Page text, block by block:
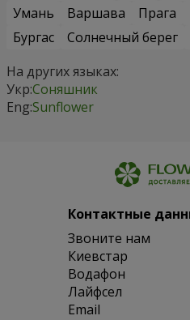
Умань
Варшава Прага
Бургас
Солнечный берег
На других языках:
Укр:Соняшник
Eng:Sunflower
Контактные
Звоните нам
Киевстар
Водафон
Лайфсел
Email